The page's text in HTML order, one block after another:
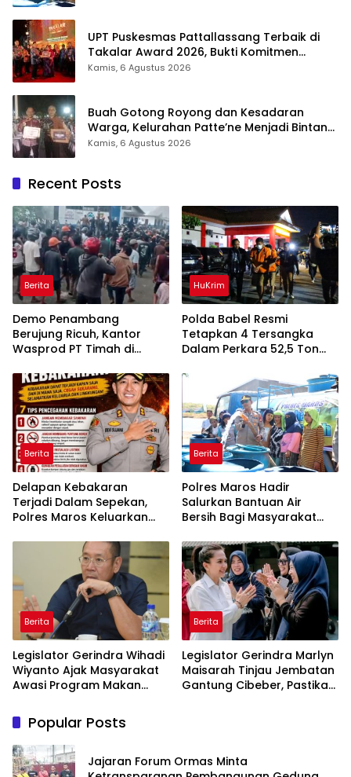
UPT Puskesmas Pattallassang Terbaik di
Takalar Award 2026, Bukti Komitmen
Hadirkan Pelayanan Kesehatan Berkualitas
Kamis, 6 Agustus 2026
Buah Gotong Royong dan Kesadaran
Warga, Kelurahan Patte’ne Menjadi Bintang
Takalar Award 2026
Kamis, 6 Agustus 2026
Recent Posts
Berita
Demo Penambang
Berujung Ricuh, Kantor
Wasprod PT Timah di
HuKrim
Polda Babel Resmi
Tetapkan 4 Tersangka
Dalam Perkara 52,5 Ton
Belitung
Berita
Delapan Kebakaran
Terjadi Dalam Sepekan,
Polres Maros Keluarkan
Masyarakat
Berita
Polres Maros Hadir
Salurkan Bantuan Air
Bersih Bagi Masyarakat
Di Maros
Berita
Legislator Gerindra Wihadi
Wiyanto Ajak Masyarakat
Awasi Program Makan
Sasaran
Berita
Legislator Gerindra Marlyn
Maisarah Tinjau Jembatan
Gantung Cibeber, Pastikan
Popular Posts
Jajaran Forum Ormas Minta